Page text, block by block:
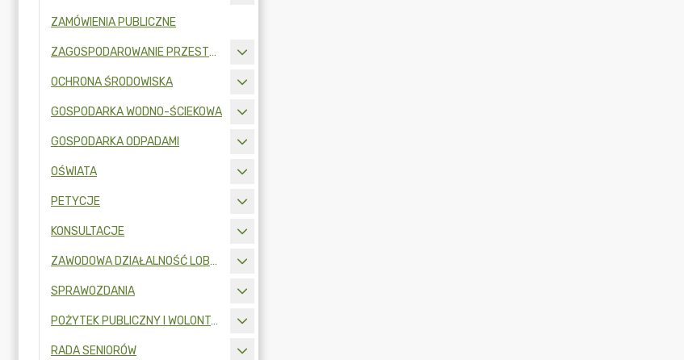
ZAMÓWIENIA PUBLICZNE
ZAGOSPODAROWANIE PRZESTRZENNE
OCHRONA ŚRODOWISKA
GOSPODARKA WODNO-ŚCIEKOWA
GOSPODARKA ODPADAMI
OŚWIATA
PETYCJE
KONSULTACJE
ZAWODOWA DZIAŁALNOŚĆ LOBBINGOWA
SPRAWOZDANIA
POŻYTEK PUBLICZNY I WOLONTARIAT
RADA SENIORÓW